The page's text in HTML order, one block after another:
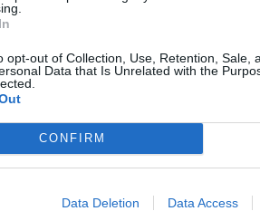
opt-out of Collection, Use, Retention, Sale,
Data that Is Unrelated with the
CONFIRM
Data Deletion Data Access
νέα της ημέρας και ότι σου
και στο Instagram
ΔΙΑΦΗΜΙΣΗ